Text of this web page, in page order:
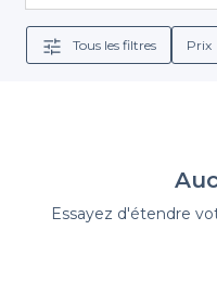
Tous les filtres Prix
Essayez d'étendre